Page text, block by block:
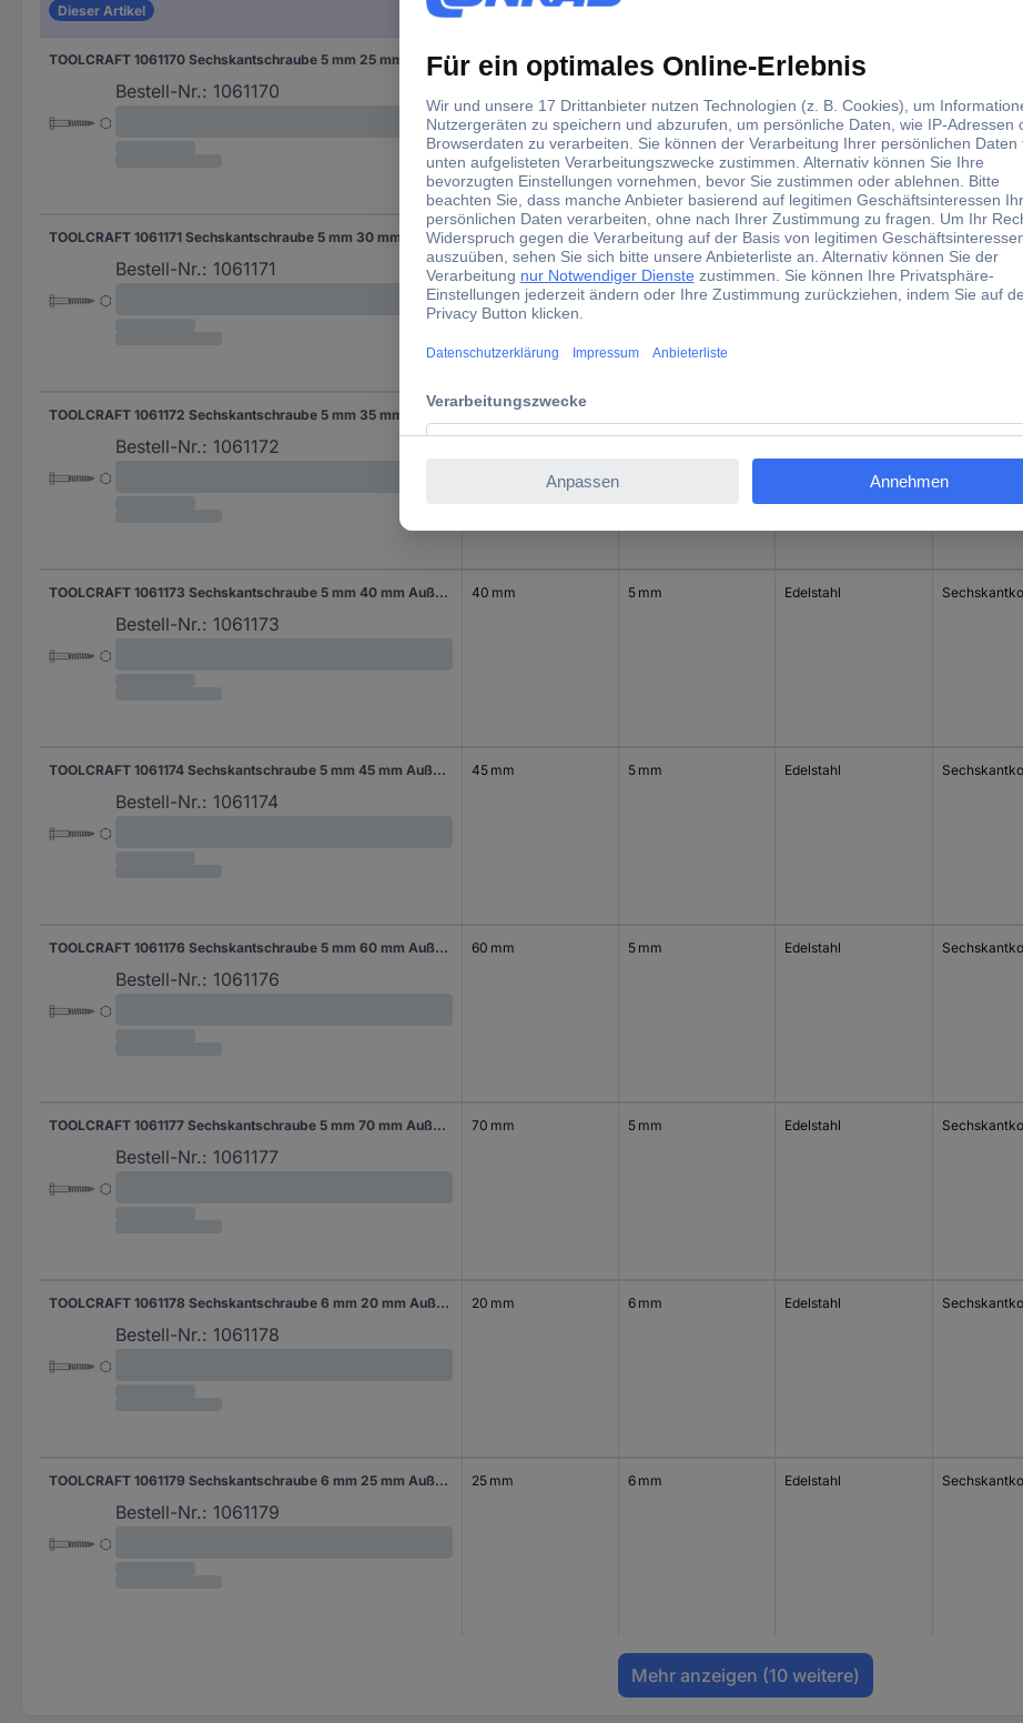
Dieser Artikel
TOOLCRAFT 1061170 Sechskantschraube 5 mm 25 mm Außensechskant DIN 571 Edelstahl A2 100 St.
Bestell-Nr.: 1061170
25 mm 5 mm Edelstahl
TOOLCRAFT 1061171 Sechskantschraube 5 mm 30 mm Außensechskant DIN 571 Edelstahl A2 100 St.
Bestell-Nr.: 1061171
30 mm 5 mm Edelstahl
Bestell-Nr.: 1061172
TOOLCRAFT 1061173 Sechskantschraube 5 mm 40 mm Außensechskant DIN 571 Edelstahl A2 100 St.
Bestell-Nr.: 1061173
40 mm 5 mm Edelstahl
TOOLCRAFT 1061174 Sechskantschraube 5 mm 45 mm Außensechskant DIN 571 Edelstahl A2 100 St.
Bestell-Nr.: 1061174
45 mm 5 mm Edelstahl
TOOLCRAFT 1061176 Sechskantschraube 5 mm 60 mm Außensechskant DIN 571 Edelstahl A2 50 St.
Bestell-Nr.: 1061176
60 mm 5 mm Edelstahl
TOOLCRAFT 1061177 Sechskantschraube 5 mm 70 mm Außensechskant DIN 571 Edelstahl A2 50 St.
Bestell-Nr.: 1061177
70 mm 5 mm Edelstahl
TOOLCRAFT 1061178 Sechskantschraube 6 mm 20 mm Außensechskant DIN 571 Edelstahl A2 25 St.
Bestell-Nr.: 1061178
20 mm 6 mm Edelstahl
TOOLCRAFT 1061179 Sechskantschraube 6 mm 25 mm Außensechskant DIN 571 Edelstahl A2 25 St.
Bestell-Nr.: 1061179
25 mm 6 mm Edelstahl
Mehr anzeigen (10 weitere)